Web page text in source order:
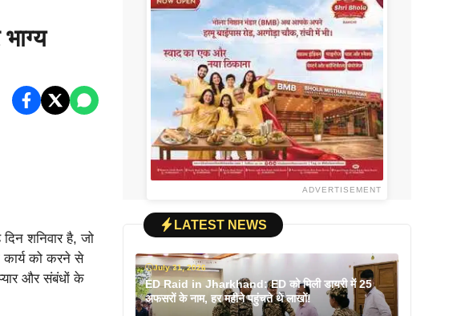
शनिवार है, जो
को करने से
और संबंधों के
ADVERTISEMENT
LATEST NEWS
July 31, 2026
ED Raid in Jharkhand: ED को मिली डायरी में 25
अफसरों के नाम, हर महीने पहुंचते थे लाखों!